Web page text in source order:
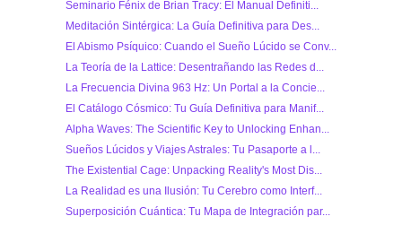
Seminario Fénix de Brian Tracy: El Manual Definiti...
Meditación Sintérgica: La Guía Definitiva para Des...
El Abismo Psíquico: Cuando el Sueño Lúcido se Conv...
La Teoría de la Lattice: Desentrañando las Redes d...
La Frecuencia Divina 963 Hz: Un Portal a la Concie...
El Catálogo Cósmico: Tu Guía Definitiva para Manif...
Alpha Waves: The Scientific Key to Unlocking Enhan...
Sueños Lúcidos y Viajes Astrales: Tu Pasaporte a l...
The Existential Cage: Unpacking Reality's Most Dis...
La Realidad es una Ilusión: Tu Cerebro como Interf...
Superposición Cuántica: Tu Mapa de Integración par...